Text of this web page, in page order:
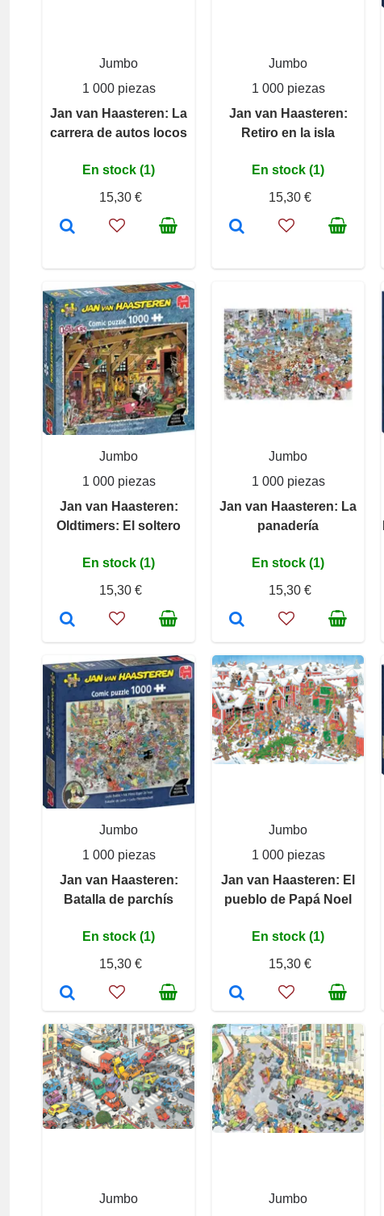
Jumbo
1 000 piezas
Jan van Haasteren: La
carrera de autos locos
En stock (1)
15,30 €
Jumbo
1 000 piezas
Jan van Haasteren:
Retiro en la isla
En stock (1)
15,30 €
Jumbo
1 000 piezas
Jan van Haasteren:
Oldtimers: El soltero
En stock (1)
15,30 €
Jumbo
1 000 piezas
Jan van Haasteren: La
panadería
En stock (1)
15,30 €
Jumbo
1 000 piezas
Jan van Haasteren:
Batalla de parchís
En stock (1)
15,30 €
Jumbo
1 000 piezas
Jan van Haasteren: El
pueblo de Papá Noel
En stock (1)
15,30 €
Jumbo
Jumbo